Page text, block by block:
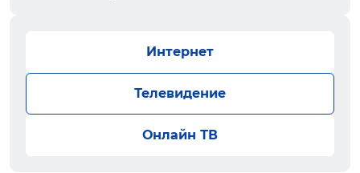
Интернет
Телевидение
Онлайн ТВ